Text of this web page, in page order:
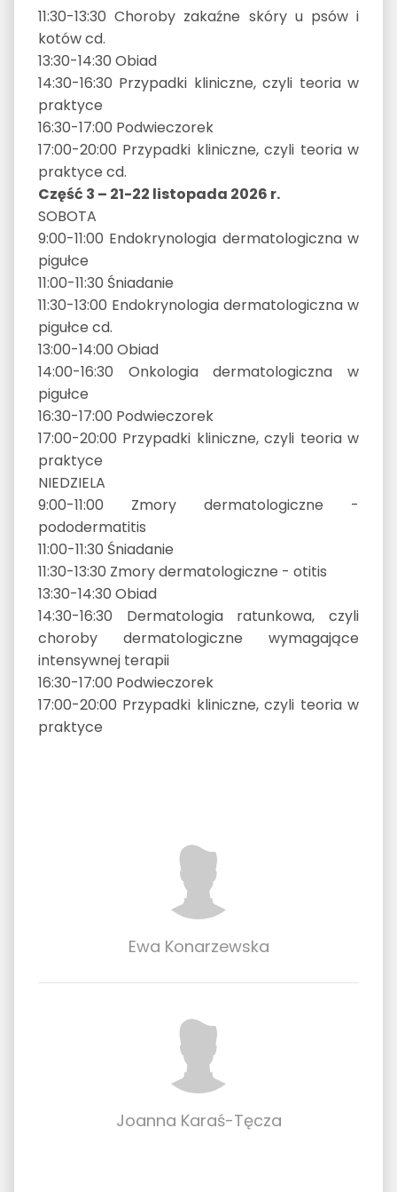
11:30-13:30 Choroby zakaźne skóry u psów i
kotów cd.
13:30-14:30 Obiad
14:30-16:30 Przypadki kliniczne, czyli teoria w
praktyce
16:30-17:00 Podwieczorek
17:00-20:00 Przypadki kliniczne, czyli teoria w
praktyce cd.
Część 3 – 21-22 listopada 2026 r.
SOBOTA
9:00-11:00 Endokrynologia dermatologiczna w
pigułce
11:00-11:30 Śniadanie
11:30-13:00 Endokrynologia dermatologiczna w
pigułce cd.
13:00-14:00 Obiad
14:00-16:30 Onkologia dermatologiczna w
pigułce
16:30-17:00 Podwieczorek
17:00-20:00 Przypadki kliniczne, czyli teoria w
praktyce
NIEDZIELA
9:00-11:00 Zmory dermatologiczne -
pododermatitis
11:00-11:30 Śniadanie
11:30-13:30 Zmory dermatologiczne - otitis
13:30-14:30 Obiad
14:30-16:30 Dermatologia ratunkowa, czyli
choroby dermatologiczne wymagające
intensywnej terapii
16:30-17:00 Podwieczorek
17:00-20:00 Przypadki kliniczne, czyli teoria w
praktyce
Ewa Konarzewska
Joanna Karaś-Tęcza